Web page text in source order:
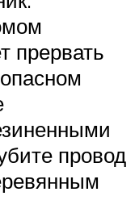
прервать
провод